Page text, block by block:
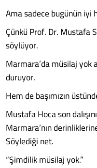
Ama sadece bugünün iyi
Çünkü Prof. Dr. Mustafa
söylüyor.
Marmara’da müsilaj
duruyor.
Hem de başımızın
Mustafa Hoca son
Marmara’nın
Söylediği net.
“Şimdilik müsilaj yok.”